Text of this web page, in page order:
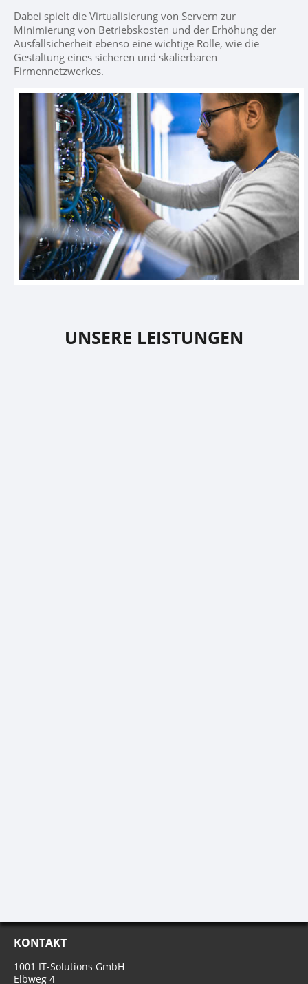
Dabei spielt die Virtualisierung von Servern zur
Minimierung von Betriebskosten und der Erhöhung der
Ausfallsicherheit ebenso eine wichtige Rolle, wie die
Gestaltung eines sicheren und skalierbaren
Firmennetzwerkes.
UNSERE LEISTUNGEN
KONTAKT
1001 IT-Solutions GmbH
Elbweg 4